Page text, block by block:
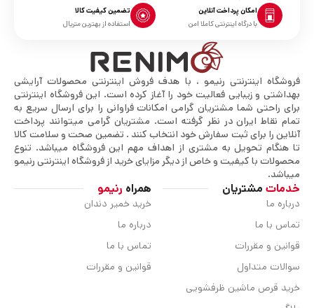
تضمین کیفیت کالا
استفاده از بهترین متریال
امکان پرداخت آنلاین
با درگاه اینترنتی کاملا امن
فروشگاه اینترنتی رنیمو ، با هدف فروش اینترنتی محصولات آرایشی
بهداشتی و زیبایی فعالیت خود را آغاز کرده است. این فروشگاه اینترنتی
برای راحتی شما مشتریان گرامی امکانات فراوانی را برای ارسال سریع به
تمام نقاط ایران در نظر گرفته است. مشتریان گرامی میتوانند پرداخت
آنلاین را برای ثبت سفارش خود انتخاب کنند . تضمین صحت و سلامت کالا
تا هنگام تحویل به مشتری از اهداف مهم این فروشگاه میباشد. تنوع
محصولات با کیفیت و خاص از دیگر مزایای خرید از فروشگاه اینترنتی رنیمو
میباشد.
خدمات مشتریان
درباره ما
تماس با ما
قوانین و مقررات
سوالات متداول
خرید قرص ماشین ظرفشویی
همراه رنیمو
خرید خمیر دندان
درباره ما
تماس با ما
قوانین و مقررات